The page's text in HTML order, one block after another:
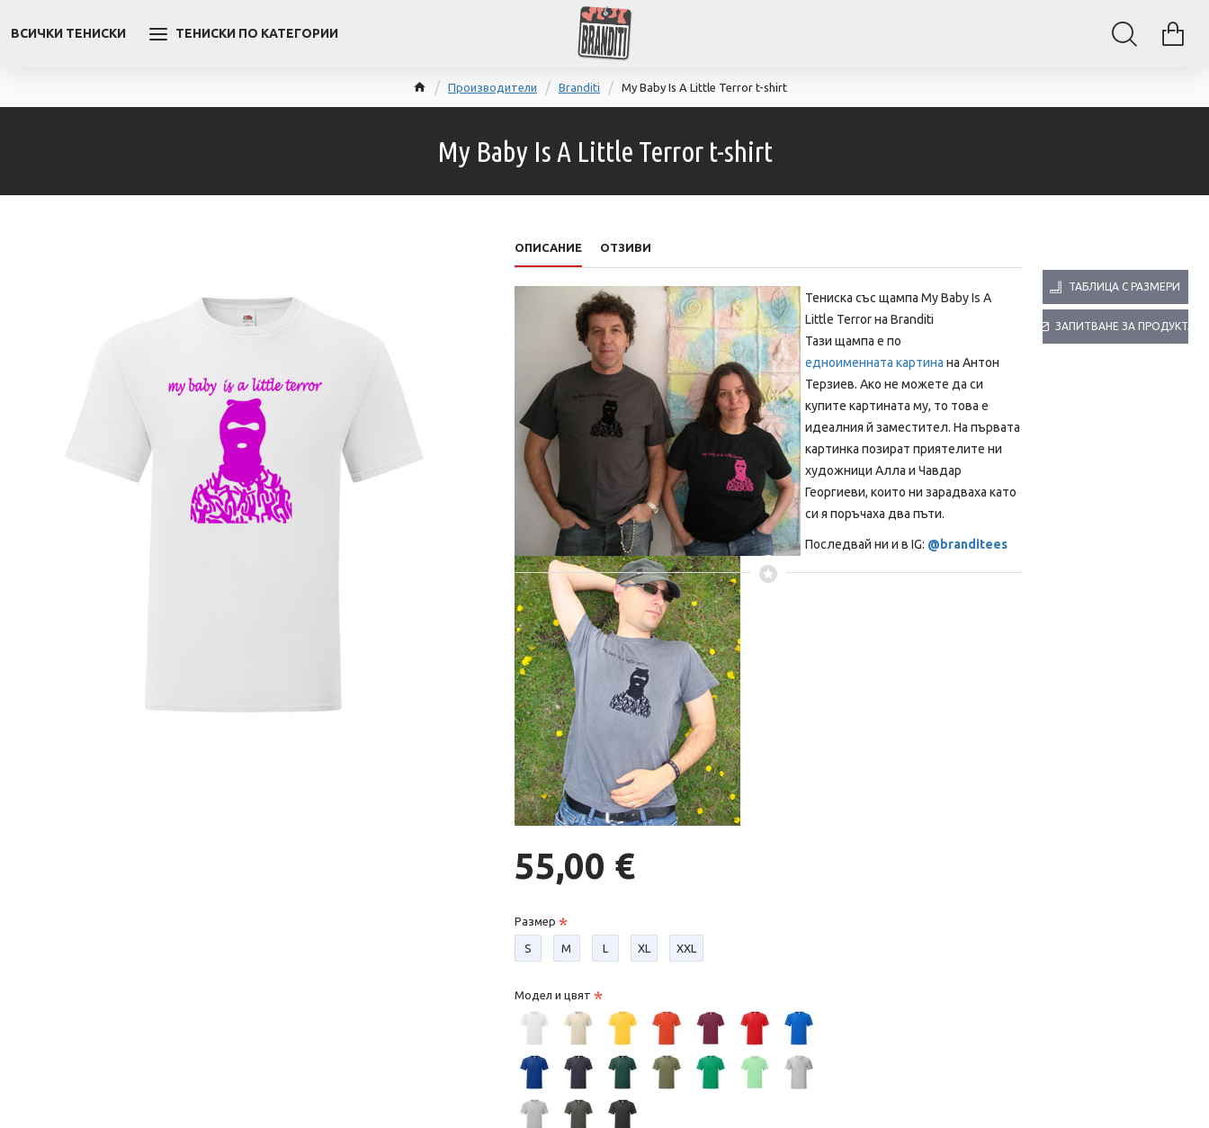
ВСИЧКИ ТЕНИСКИ ТЕНИСКИ ПО КАТЕГОРИИ
Производители Branditi My Baby Is A Little Terror t-shirt
My Baby Is A Little Terror t-shirt
ОПИСАНИЕ ОТЗИВИ
Тениска със щампа My Baby Is A
Little Terror на Branditi
Тази щампа е по
едноименната картина на Антон
Терзиев. Ако не можете да си
купите картината му, то това е
идеалния й заместител. На първата
картинка позират приятелите ни
художници Алла и Чавдар
Георгиеви, които ни зарадваха като
си я поръчаха два пъти.
Последвай ни и в IG: @branditees
ТАБЛИЦА С РАЗМЕРИ
ЗАПИТВАНЕ ЗА ПРОДУКТА
55,00 €
Размер
S М L XL XXL
Модел и цвят